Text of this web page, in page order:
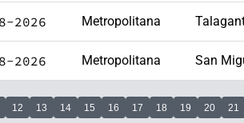
2026 Metropolitana
2026 Metropolitana San
12 13 14 15 16 17 18 19 20 21